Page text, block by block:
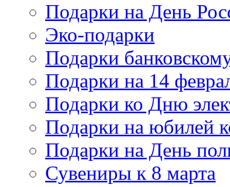
Подарки на День
Эко-подарки
Подарки
Подарки на 14
Подарки ко Дню
Подарки на юбилей
Подарки на День
Сувениры к 8 марта